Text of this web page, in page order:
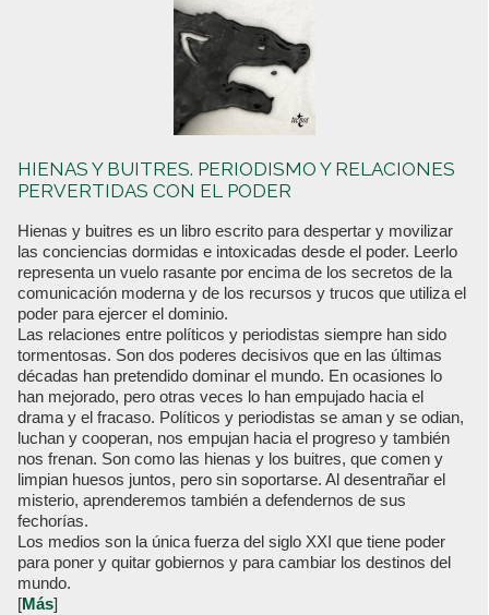
HIENAS Y BUITRES. PERIODISMO Y RELACIONES
PERVERTIDAS CON EL PODER
Hienas y buitres es un libro escrito para despertar y movilizar
las conciencias dormidas e intoxicadas desde el poder. Leerlo
representa un vuelo rasante por encima de los secretos de la
comunicación moderna y de los recursos y trucos que utiliza el
poder para ejercer el dominio.
Las relaciones entre políticos y periodistas siempre han sido
tormentosas. Son dos poderes decisivos que en las últimas
décadas han pretendido dominar el mundo. En ocasiones lo
han mejorado, pero otras veces lo han empujado hacia el
drama y el fracaso. Políticos y periodistas se aman y se odian,
luchan y cooperan, nos empujan hacia el progreso y también
nos frenan. Son como las hienas y los buitres, que comen y
limpian huesos juntos, pero sin soportarse. Al desentrañar el
misterio, aprenderemos también a defendernos de sus
fechorías.
Los medios son la única fuerza del siglo XXI que tiene poder
para poner y quitar gobiernos y para cambiar los destinos del
mundo.
[Más]